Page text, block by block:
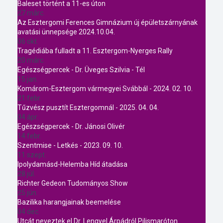
Baleset történt a 11-es úton
27 márc.
Az Esztergomi Ferences Gimnázium új épületszárnyának
avatási ünnepsége 2024.10.04.
06 okt.
Tragédiába fulladt a 11. Esztergom-Nyerges Rally
20 márc.
Egészségpercek - Dr. Üveges Szilvia - Tél
15 jan.
Komárom-Esztergom vármegyei Svábbál - 2024. 02. 10.
21 febr.
Tűzvész pusztít Esztergomnál - 2025. 04. 04.
04 ápr.
Egészségpercek - Dr. Jánosi Olivér
14 febr.
Szentmise - Letkés - 2023. 09. 10.
11 szept.
Ipolydamásd-Helemba Híd átadása
28 júl.
Richter Gedeon Tudományos Show
25 jún.
Bazilika harangjainak beemelése
04 dec.
Utcát neveztek el Dr. Lengyel Árpádról Pilismaróton